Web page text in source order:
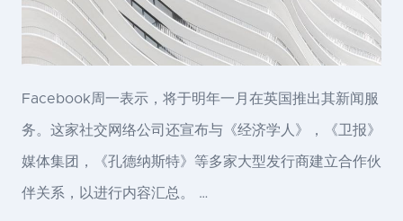
Facebook周一表示，将于明年一月在英国推出其新闻服
务。这家社交网络公司还宣布与《经济学人》，《卫报》
媒体集团，《孔德纳斯特》等多家大型发行商建立合作伙
伴关系，以进行内容汇总。 …